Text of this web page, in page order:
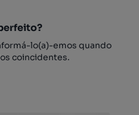
lo(a)-emos quando
coincidentes.